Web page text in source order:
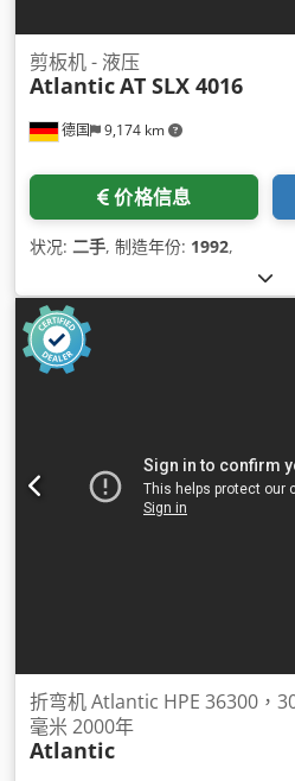
德国 9,174 km
剪板机 - 液压
AtlanticAT SLX 4016
价格信息
状况: 二手, 制造年份: 1992,
折弯机 Atlantic HPE 36300，
毫米 2000年
Atlantic